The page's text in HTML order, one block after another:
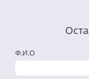
Ф.И.О